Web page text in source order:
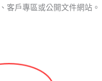
戶專區或公開文件網站。